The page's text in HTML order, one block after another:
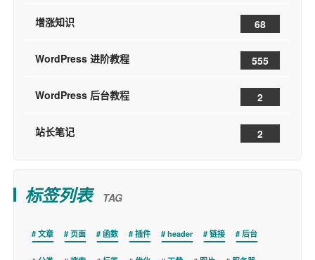
增涨知识 68
WordPress 进阶教程 555
WordPress 后台教程 2
站长笔记 2
标签列表 TAG
文章 页面 函数 插件 header 链接 后台